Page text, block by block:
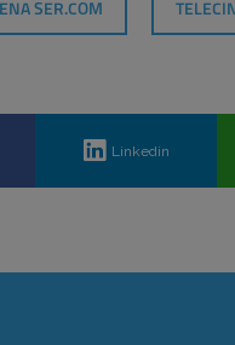
SER.COM
Linkedin